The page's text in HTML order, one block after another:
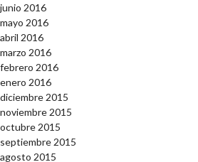
junio 2016
mayo 2016
abril 2016
marzo 2016
febrero 2016
enero 2016
diciembre 2015
noviembre 2015
octubre 2015
septiembre 2015
agosto 2015